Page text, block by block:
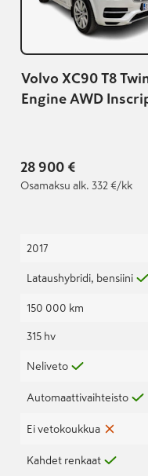
Volvo XC90 T8
Engine AWD
28 900 €
Osamaksu alk. 332 €/kk
2017
Lataushybridi, bensiini
150 000 km
315 hv
Neliveto
Automaattivaihteisto
Ei vetokoukkua
Kahdet renkaat